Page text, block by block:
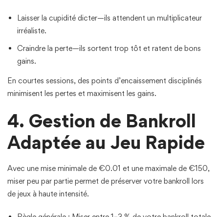
Laisser la cupidité dicter—ils attendent un multiplicateur
irréaliste.
Craindre la perte—ils sortent trop tôt et ratent de bons
gains.
En courtes sessions, des points d’encaissement disciplinés
minimisent les pertes et maximisent les gains.
4. Gestion de Bankroll
Adaptée au Jeu Rapide
Avec une mise minimale de €0.01 et une maximale de €150,
miser peu par partie permet de préserver votre bankroll lors
de jeux à haute intensité.